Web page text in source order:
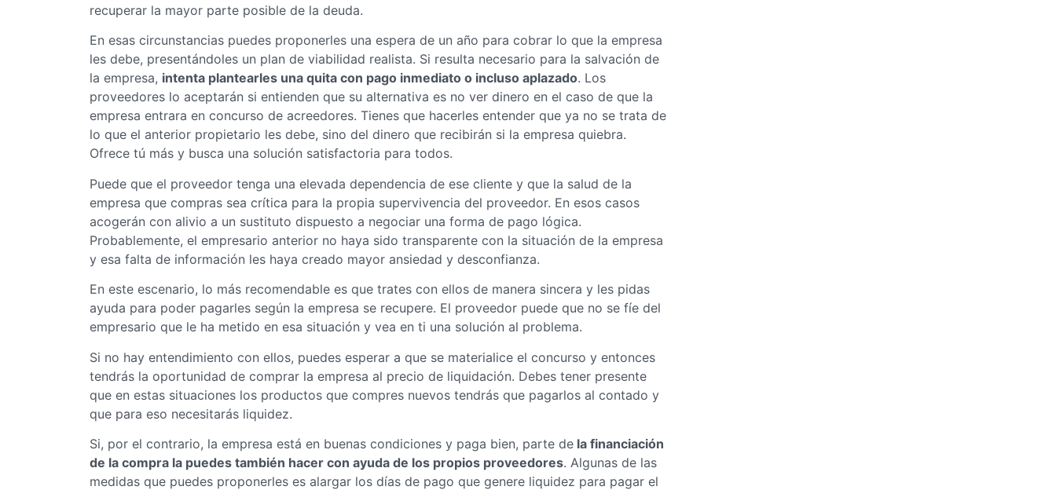
recuperar la mayor parte posible de la deuda.
En esas circunstancias puedes proponerles una espera de un año para cobrar lo que la empresa
les debe, presentándoles un plan de viabilidad realista. Si resulta necesario para la salvación de
la empresa, intenta plantearles una quita con pago inmediato o incluso aplazado. Los
proveedores lo aceptarán si entienden que su alternativa es no ver dinero en el caso de que la
empresa entrara en concurso de acreedores. Tienes que hacerles entender que ya no se trata de
lo que el anterior propietario les debe, sino del dinero que recibirán si la empresa quiebra.
Ofrece tú más y busca una solución satisfactoria para todos.
Puede que el proveedor tenga una elevada dependencia de ese cliente y que la salud de la
empresa que compras sea crítica para la propia supervivencia del proveedor. En esos casos
acogerán con alivio a un sustituto dispuesto a negociar una forma de pago lógica.
Probablemente, el empresario anterior no haya sido transparente con la situación de la empresa
y esa falta de información les haya creado mayor ansiedad y desconfianza.
En este escenario, lo más recomendable es que trates con ellos de manera sincera y les pidas
ayuda para poder pagarles según la empresa se recupere. El proveedor puede que no se fíe del
empresario que le ha metido en esa situación y vea en ti una solución al problema.
Si no hay entendimiento con ellos, puedes esperar a que se materialice el concurso y entonces
tendrás la oportunidad de comprar la empresa al precio de liquidación. Debes tener presente
que en estas situaciones los productos que compres nuevos tendrás que pagarlos al contado y
que para eso necesitarás liquidez.
Si, por el contrario, la empresa está en buenas condiciones y paga bien, parte de la financiación
de la compra la puedes también hacer con ayuda de los propios proveedores. Algunas de las
medidas que puedes proponerles es alargar los días de pago que genere liquidez para pagar el